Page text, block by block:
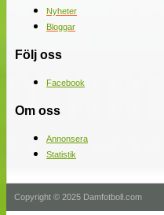
Nyheter
Bloggar
Följ oss
Facebook
Om oss
Annonsera
Statistik
Copyright © 2025 Damfotboll.com